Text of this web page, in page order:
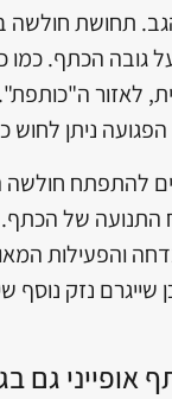
הגב. תחושת
גובה הכתף. כמו
לאזור
ניתן לחוש
להתפתח חולשה
התנועה של
והפעילות
שייגרם נזק נוסף
אופייני גם